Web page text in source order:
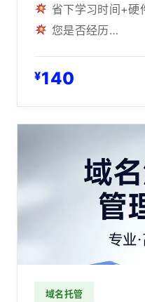
省下学习时间+硬
您是否经历…
¥140
域名托管